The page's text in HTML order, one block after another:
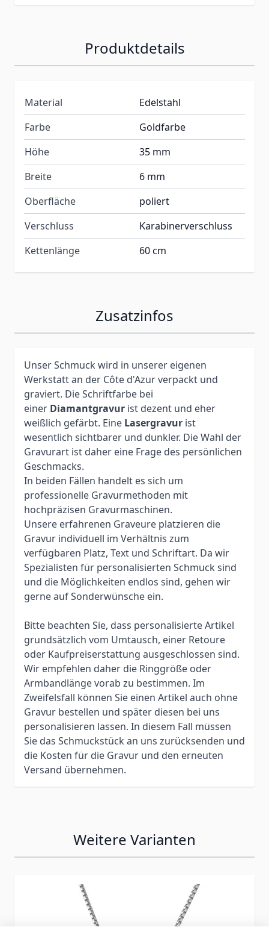
Produktdetails
Material
Edelstahl
Farbe
Goldfarbe
Höhe
35 mm
Breite
6 mm
Oberfläche
poliert
Verschluss
Karabinerverschluss
Kettenlänge
60 cm
Zusatzinfos
Unser Schmuck wird in unserer eigenen
Werkstatt an der Côte d'Azur verpackt und
graviert. Die Schriftfarbe bei
einer Diamantgravur ist dezent und eher
weißlich gefärbt. Eine Lasergravur ist
wesentlich sichtbarer und dunkler. Die Wahl der
Gravurart ist daher eine Frage des persönlichen
Geschmacks.
In beiden Fällen handelt es sich um
professionelle Gravurmethoden mit
hochpräzisen Gravurmaschinen.
Unsere erfahrenen Graveure platzieren die
Gravur individuell im Verhältnis zum
verfügbaren Platz, Text und Schriftart. Da wir
Spezialisten für personalisierten Schmuck sind
und die Möglichkeiten endlos sind, gehen wir
gerne auf Sonderwünsche ein.
Bitte beachten Sie, dass personalisierte Artikel
grundsätzlich vom Umtausch, einer Retoure
oder Kaufpreiserstattung ausgeschlossen sind.
Wir empfehlen daher die Ringgröße oder
Armbandlänge vorab zu bestimmen. Im
Zweifelsfall können Sie einen Artikel auch ohne
Gravur bestellen und später diesen bei uns
personalisieren lassen. In diesem Fall müssen
Sie das Schmuckstück an uns zurücksenden und
die Kosten für die Gravur und den erneuten
Versand übernehmen.
Weitere Varianten